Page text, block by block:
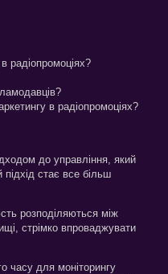
радіопромоціях?
в радіопромоціях?
до управління, який
стає все більш
розподіляються між
стрімко впроваджувати
часу для моніторингу